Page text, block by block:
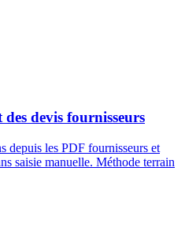
devis fournisseurs
depuis les PDF fournisseurs et
saisie manuelle. Méthode terrain